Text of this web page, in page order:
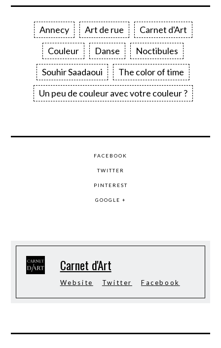
Annecy Art de rue
Carnet d'Art
Couleur
Danse
Noctibules
Souhir Saadaoui
The color of time
Un peu de couleur avec votre couleur ?
FACEBOOK
TWITTER
PINTEREST
GOOGLE +
Carnet d'Art
Website Twitter Facebook